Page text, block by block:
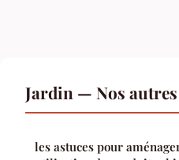
Jardin — Nos
les astuces pour